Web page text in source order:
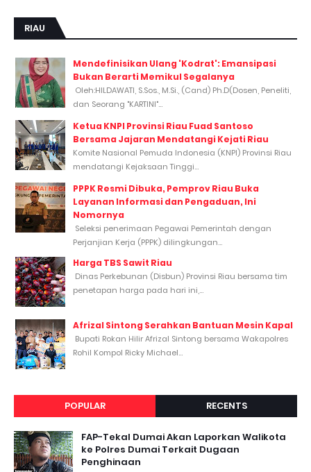
RIAU
Mendefinisikan Ulang 'Kodrat': Emansipasi
Bukan Berarti Memikul Segalanya
Oleh:HILDAWATI, S.Sos., M.Si., (Cand) Ph.D(Dosen, Peneliti,
dan Seorang "KARTINI"...
Ketua KNPI Provinsi Riau Fuad Santoso
Bersama Jajaran Mendatangi Kejati Riau
Komite Nasional Pemuda Indonesia (KNPI) Provinsi Riau
mendatangi Kejaksaan Tinggi...
PPPK Resmi Dibuka, Pemprov Riau Buka
Layanan Informasi dan Pengaduan, Ini
Nomornya
Seleksi penerimaan Pegawai Pemerintah dengan
Perjanjian Kerja (PPPK) dilingkungan...
Harga TBS Sawit Riau
Dinas Perkebunan (Disbun) Provinsi Riau bersama tim
penetapan harga pada hari ini,...
Afrizal Sintong Serahkan Bantuan Mesin Kapal
Bupati Rokan Hilir Afrizal Sintong bersama Wakapolres
Rohil Kompol Ricky Michael...
POPULAR RECENTS
FAP-Tekal Dumai Akan Laporkan Walikota
ke Polres Dumai Terkait Dugaan
Penghinaan